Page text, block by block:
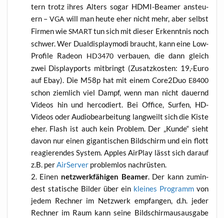
tern trotz ihres Alters sogar HDMI-Bea­mer ansteu­
ern –VGA will man heu­te eher nicht mehr, aber selbst
Fir­men wieSMARTtun sich mit die­ser Erkennt­nis noch
schwer. Wer Dual­dis­play­mo­di braucht, kann eine Low-
Pro­fi­le Rade­on HD3470ver­bau­en, die dann gleich
zwei Dis­play­po­rts mit­bringt (Zusatz­kos­ten: 19,-Euro
auf Ebay). Die M58p hat mit einem Core2Duo E8400
schon ziem­lich viel Dampf, wenn man nicht dau­ernd
Vide­os hin und her­co­diert. Bei Office, Sur­fen, HD-
Vide­os oder Audio­be­ar­bei­tung lang­weilt sich die Kis­te
eher. Flash ist auch kein Pro­blem. Der „Kun­de“ sieht
davon nur einen gigan­ti­schen Bild­schirm und ein flott
reagie­ren­des Sys­tem. App­les Air­Play lässt sich dar­auf
z.B. perAir­Ser­verpro­blem­los nachrüsten.
Einen netz­werk­fä­hi­gen Bea­mer. Der kann zumin­
dest sta­ti­sche Bil­der über ein klei­nes Pro­grammvon
jedem Rech­ner im Netz­werk emp­fan­gen, d.h. jeder
Rech­ner im Raum kann sei­ne Bild­schirm­aus­aus­ga­be